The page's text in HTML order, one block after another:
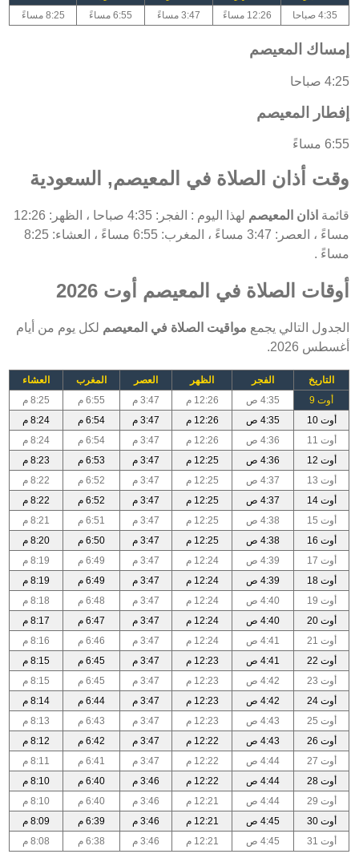
4:35 صباحا
12:26 مساءً 3:47 مساءً 6:55 مساءً 8:25 مساءً
إمساك المعيصم
4:25 صباحا
إفطار المعيصم
6:55 مساءً
وقت أذان الصلاة في المعيصم, السعودية
قائمة اذان المعيصم
لهذا اليوم : الفجر: 4:35 صباحا ، الظهر: 12:26
مساءً ، العصر: 3:47 مساءً ، المغرب: 6:55 مساءً ، العشاء: 8:25
مساءً .
أوقات الصلاة في المعيصم أوت 2026
الجدول التالي يجمع مواقيت الصلاة في المعيصم لكل يوم من أيام
أغسطس 2026.
التاريخ الفجر الظهر العصر المغرب
العشاء
أوت 9
4:35 ص 12:26 م 3:47 م 6:55 م
8:25 م
أوت 10
4:35 ص 12:26 م 3:47 م 6:54 م
8:24 م
أوت 11
4:36 ص 12:26 م 3:47 م 6:54 م
8:24 م
أوت 12
4:36 ص 12:25 م 3:47 م 6:53 م
8:23 م
أوت 13
4:37 ص 12:25 م 3:47 م 6:52 م
8:22 م
أوت 14
4:37 ص 12:25 م 3:47 م 6:52 م
8:22 م
أوت 15
4:38 ص 12:25 م 3:47 م 6:51 م
8:21 م
أوت 16
4:38 ص 12:25 م 3:47 م 6:50 م
8:20 م
أوت 17
4:39 ص 12:24 م 3:47 م 6:49 م
8:19 م
أوت 18
4:39 ص 12:24 م 3:47 م 6:49 م
8:19 م
أوت 19
4:40 ص 12:24 م 3:47 م 6:48 م
8:18 م
أوت 20
4:40 ص 12:24 م 3:47 م 6:47 م
8:17 م
أوت 21
4:41 ص 12:24 م 3:47 م 6:46 م
8:16 م
أوت 22
4:41 ص 12:23 م 3:47 م 6:45 م
8:15 م
أوت 23
4:42 ص 12:23 م 3:47 م 6:45 م
8:15 م
أوت 24
4:42 ص 12:23 م 3:47 م 6:44 م
8:14 م
أوت 25
4:43 ص 12:23 م 3:47 م 6:43 م
8:13 م
أوت 26
4:43 ص 12:22 م 3:47 م 6:42 م
8:12 م
أوت 27
4:44 ص 12:22 م 3:47 م 6:41 م
8:11 م
أوت 28
4:44 ص 12:22 م 3:46 م 6:40 م
8:10 م
أوت 29
4:44 ص 12:21 م 3:46 م 6:40 م
8:10 م
أوت 30
4:45 ص 12:21 م 3:46 م 6:39 م
8:09 م
أوت 31
4:45 ص 12:21 م 3:46 م 6:38 م 8:08 م